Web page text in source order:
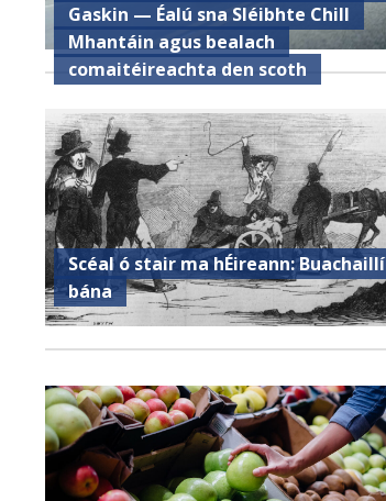
Gaskin — Éalú sna Sléibhte Chill
Mhantáin agus bealach
comaitéireachta den scoth
Scéal ó stair ma hÉireann: Buachaillí
bána